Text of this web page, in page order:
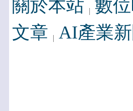
關於本站 數
文章 AI產業